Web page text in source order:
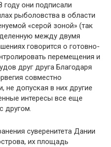
году они подписали
рыболовства в области
«серой зоной» (так
между двумя
говорится о готовно­
перемещения и
друг друга Благодаря
совместно
не допуская в них другие
интересы все еще
другом.
сувере­нитета Дании
их площадь